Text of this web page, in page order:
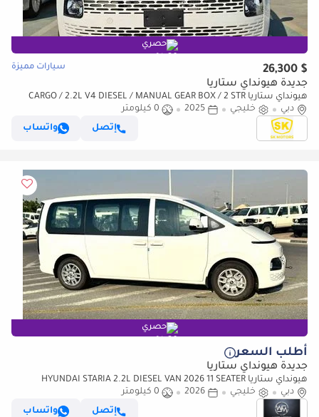
حصري
$ 26,300 سيارات مميزة
جديدة هيونداي ستاريا
هيونداي ستاريا CARGO / 2.2L V4 DIESEL / MANUAL GEAR BOX / 2 STR
(CODE # STCD)
دبي خليجي 2025
0 كيلومتر
إتصل
واتساب
حصري
أطلب السعر
جديدة هيونداي ستاريا
هيونداي ستاريا HYUNDAI STARIA 2.2L DIESEL VAN 2026 11 SEATER
دبي
خليجي 2026
0 كيلومتر
إتصل
واتساب